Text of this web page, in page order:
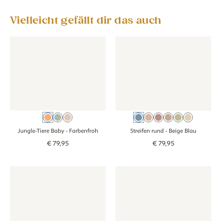
Vielleicht gefällt dir das auch
Farbenfroh
Grünblau
Beige
Jungle-Tiere Baby- Farbenfroh
€79,95
Beige Blau
Oudroze
RosaBraun
GroenBeige
Streifen rund - Beige Blau
€79,95